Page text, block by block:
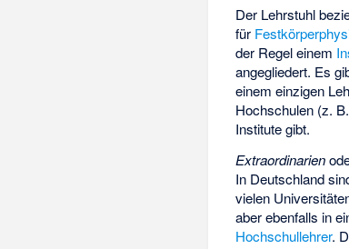
Der Lehrstuhl
für
der Regel einem
angegliedert. Es
einem einzigen
Hochschulen (z.
Institute gibt.
Extraordinarien
In Deutschland
vielen
aber ebenfalls in
Hochschullehrer.